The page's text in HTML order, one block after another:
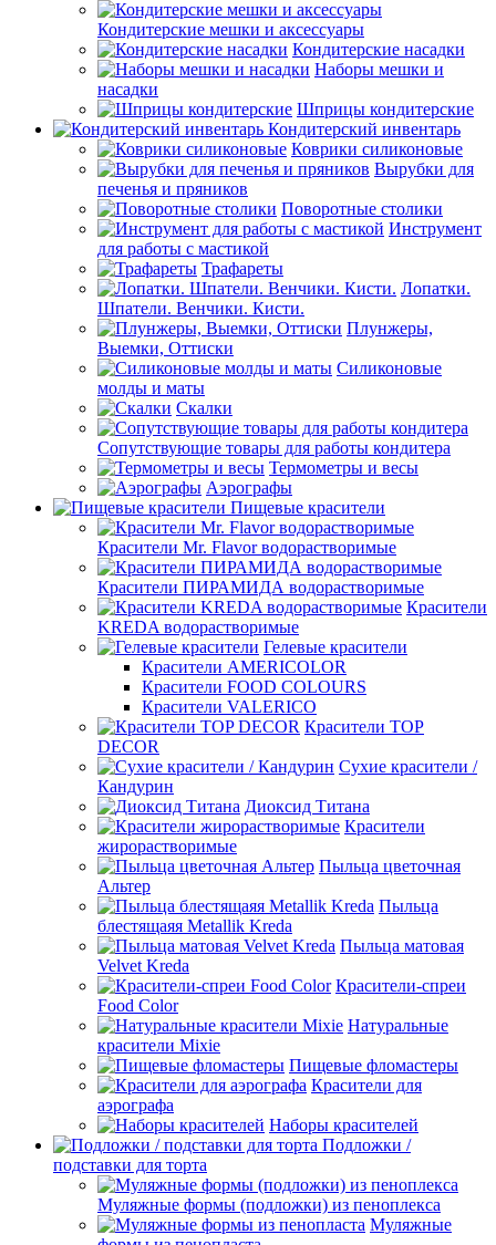
Кондитерские мешки и аксессуары
Кондитерские насадки
Наборы мешки и
насадки
Шприцы кондитерские
Кондитерский инвентарь
Коврики силиконовые
Вырубки для
печенья и пряников
Поворотные столики
Инструмент
для работы с мастикой
Трафареты
Лопатки.
Шпатели. Венчики. Кисти.
Плунжеры,
Выемки, Оттиски
Силиконовые
молды и маты
Скалки
Сопутствующие товары для работы кондитера
Термометры и весы
Аэрографы
Пищевые красители
Красители Mr. Flavor водорастворимые
Красители ПИРАМИДА водорастворимые
Красители
KREDA водорастворимые
Гелевые красители
Красители AMERICOLOR
Красители FOOD COLOURS
Красители VALERICO
Красители TOP
DECOR
Сухие красители /
Кандурин
Диоксид Титана
Красители
жирорастворимые
Пыльца цветочная
Альтер
Пыльца
блестящаяя Metallik Kreda
Пыльца матовая
Velvet Kreda
Красители-спреи
Food Color
Натуральные
красители Mixie
Пищевые фломастеры
Красители для
аэрографа
Наборы красителей
Подложки /
подставки для торта
Муляжные формы (подложки) из пеноплекса
Муляжные